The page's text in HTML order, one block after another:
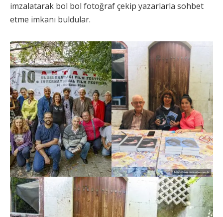
imzalatarak bol bol fotoğraf çekip yazarlarla sohbet
etme imkanı buldular.